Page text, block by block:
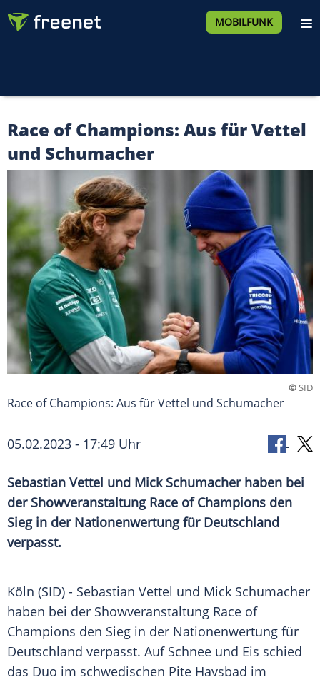
MOBILFUNK
Race of Champions: Aus für Vettel
und Schumacher
©SID
Race of Champions: Aus für Vettel und Schumacher
05.02.2023 - 17:49 Uhr
Sebastian Vettel und Mick Schumacher haben bei
der Showveranstaltung Race of Champions den
Sieg in der Nationenwertung für Deutschland
verpasst.
Köln (SID) - Sebastian Vettel und Mick Schumacher
haben bei der Showveranstaltung Race of
Champions den Sieg in der Nationenwertung für
Deutschland verpasst. Auf Schnee und Eis schied
das Duo im schwedischen Pite Havsbad im